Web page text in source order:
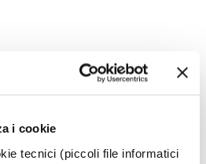
i cookie
tecnici (piccoli file informatici
Miró. Capolavori del disegno dal